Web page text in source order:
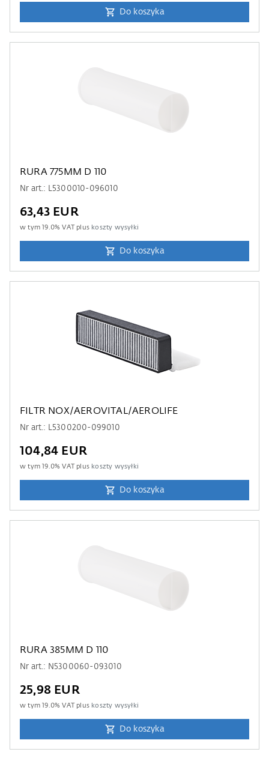
Do koszyka
RURA 775MM D 110
Nr art.: L5300010-096010
63,43 EUR
w tym19.0% VAT plus koszty wysyłki
Do koszyka
FILTR NOX/AEROVITAL/AEROLIFE
Nr art.: L5300200-099010
104,84 EUR
w tym19.0% VAT plus koszty wysyłki
Do koszyka
RURA 385MM D 110
Nr art.: N5300060-093010
25,98 EUR
w tym19.0% VAT plus koszty wysyłki
Do koszyka